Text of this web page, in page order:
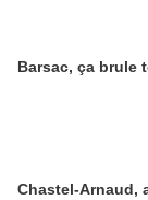
Barsac, ça brule
Chastel-Arnaud,